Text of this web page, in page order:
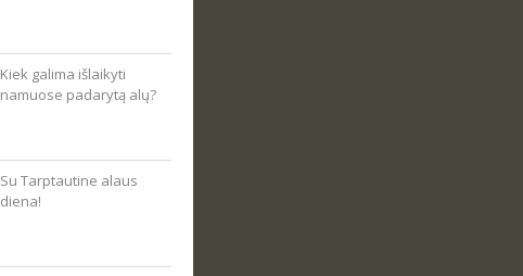
Kiek galima išlaikyti
namuose padarytą alų?
Su Tarptautine alaus
diena!